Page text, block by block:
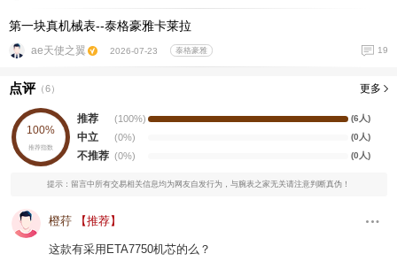
第一块真机械表--泰格豪雅卡莱拉
ae天使之翼 2026-07-23 泰格豪雅 19
点评（6） 更多
100%
推荐指数
推荐 (100%) (6人)
中立 (0%) (0人)
不推荐 (0%) (0人)
提示：留言中所有交易相关信息均为网友自发行为，与腕表之家无关请注意判断真伪！
橙荇 【推荐】
这款有采用ETA7750机芯的么？